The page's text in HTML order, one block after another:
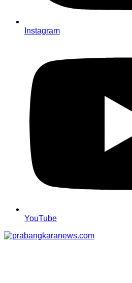
Instagram
YouTube